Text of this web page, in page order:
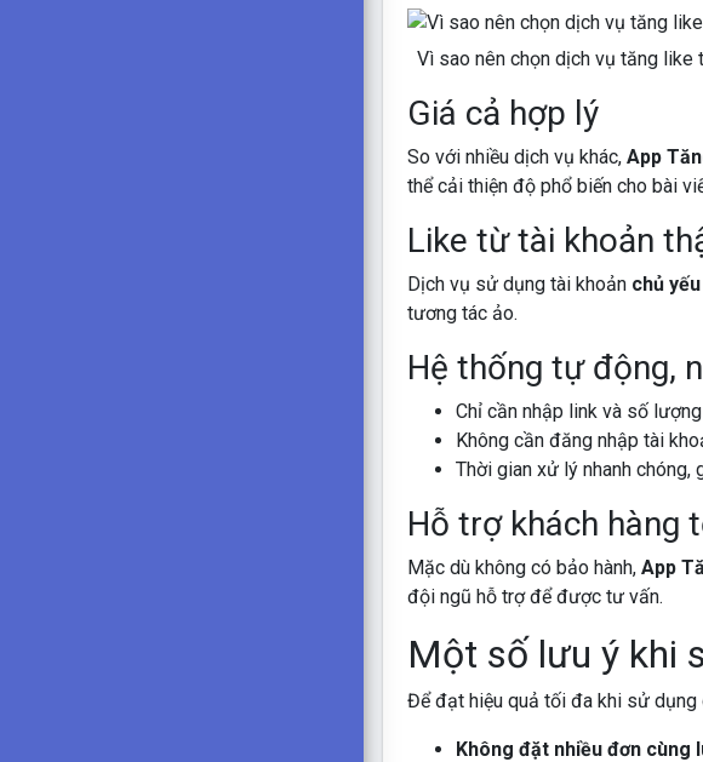
Vì sao nên chọn dịch vụ tăng like
Giá cả hợp lý
So với nhiều dịch vụ khác, App
thể cải thiện độ phổ biến cho bài
Like từ tài khoản
Dịch vụ sử dụng tài khoản chủ
tương tác ảo.
Hệ thống tự động,
Chỉ cần nhập link và số
Không cần đăng nhập tài
Thời gian xử lý nhanh
Hỗ trợ khách hàng
Mặc dù không có bảo hành, App
đội ngũ hỗ trợ để được tư vấn.
Một số lưu ý khi
Để đạt hiệu quả tối đa khi sử dụng
Không đặt nhiều đơn cùng